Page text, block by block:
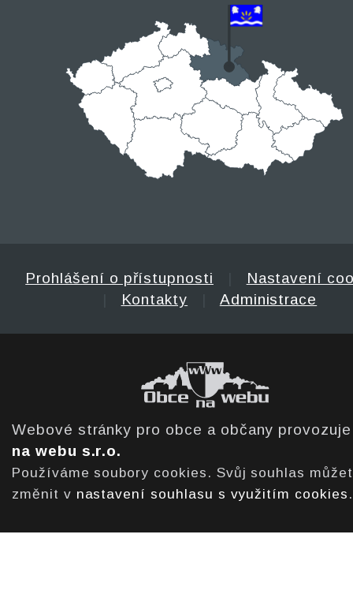
Prohlášení o přístupnosti
Nastavení
Kontakty Administrace
Webové stránky pro obce a občany
na webu s.r.o.
Používáme soubory cookies. Svůj souhlas
změnit v nastavení souhlasu s využitím cookies .